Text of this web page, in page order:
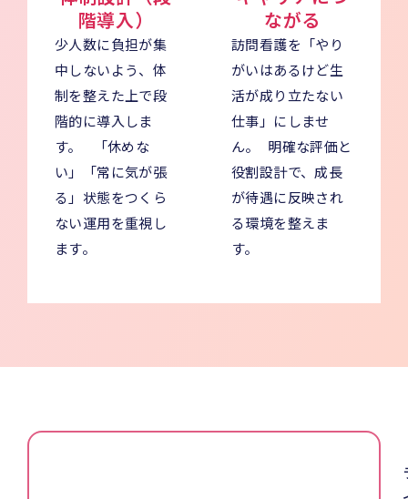
階導入）
少人数に負担が集
中しないよう、体
制を整えた上で段
階的に導入しま
す。 「休めな
い」「常に気が張
る」状態をつくら
ない運用を重視し
ます。
ながる
訪問看護を「やり
がいはあるけど生
活が成り立たない
仕事」にしませ
ん。 明確な評価と
役割設計で、成長
が待遇に反映され
る環境を整えま
す。